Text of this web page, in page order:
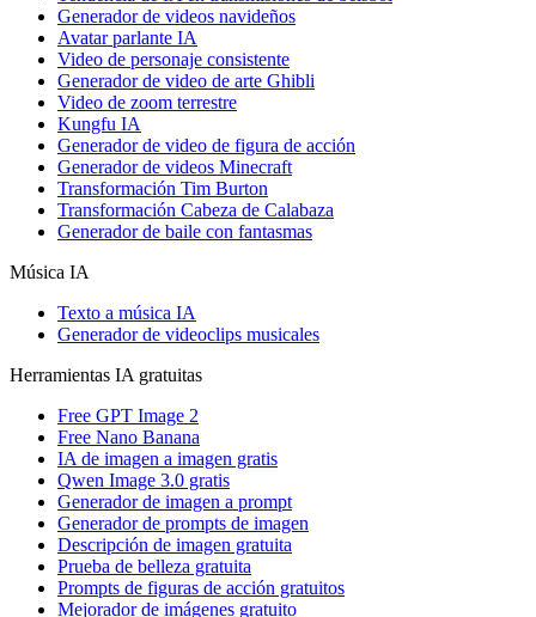
Generador de videos navideños
Avatar parlante IA
Video de personaje consistente
Generador de video de arte Ghibli
Video de zoom terrestre
Kungfu IA
Generador de video de figura de acción
Generador de videos Minecraft
Transformación Tim Burton
Transformación Cabeza de Calabaza
Generador de baile con fantasmas
Música IA
Texto a música IA
Generador de videoclips musicales
Herramientas IA gratuitas
Free GPT Image 2
Free Nano Banana
IA de imagen a imagen gratis
Qwen Image 3.0 gratis
Generador de imagen a prompt
Generador de prompts de imagen
Descripción de imagen gratuita
Prueba de belleza gratuita
Prompts de figuras de acción gratuitos
Mejorador de imágenes gratuito